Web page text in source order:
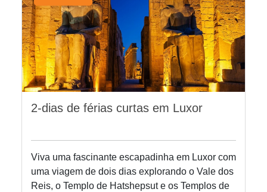
2-dias de férias curtas em Luxor
Viva uma fascinante escapadinha em Luxor com
uma viagem de dois dias explorando o Vale dos
Reis, o Templo de Hatshepsut e os Templos de